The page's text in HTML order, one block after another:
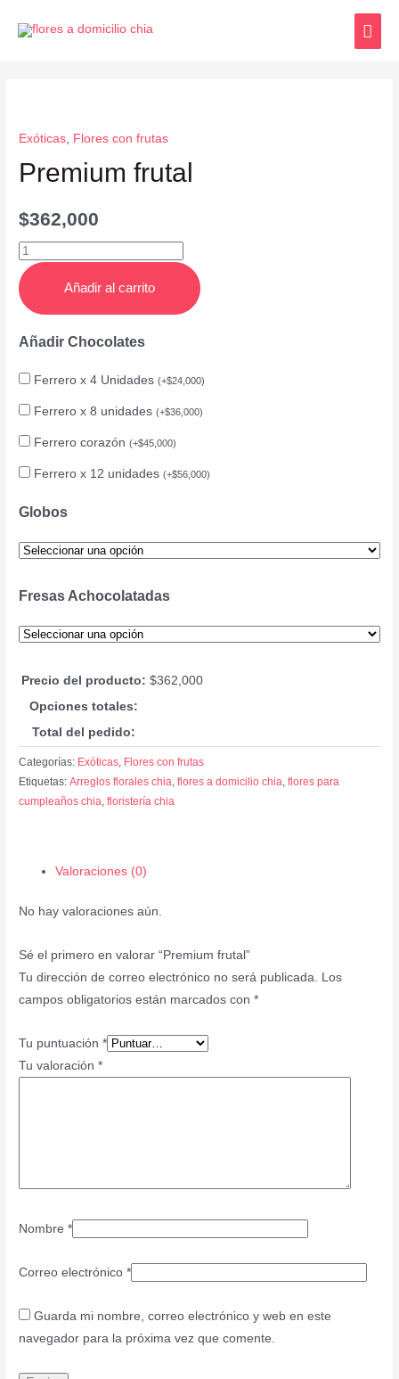
Exóticas, Flores con frutas
Premium frutal
$362,000
Añadir al carrito
Añadir Chocolates
Ferrero x 4 Unidades(+$24,000)
Ferrero x 8 unidades(+$36,000)
Ferrero corazón(+$45,000)
Ferrero x 12 unidades(+$56,000)
Globos
Fresas Achocolatadas
Precio del producto: $362,000
Opciones totales:
Total del pedido:
Categorías: Exóticas, Flores con frutas
Etiquetas:Arreglos florales chia,flores a domicilio chia,flores para
cumpleaños chia,floristería chia
Valoraciones (0)
No hay valoraciones aún.
Sé el primero en valorar “Premium frutal”
Tu dirección de correo electrónico no será publicada. Los
campos obligatorios están marcados con*
Tu puntuación*
Tu valoración*
Nombre*
Correo electrónico*
Guarda mi nombre, correo electrónico y web en este
navegador para la próxima vez que comente.